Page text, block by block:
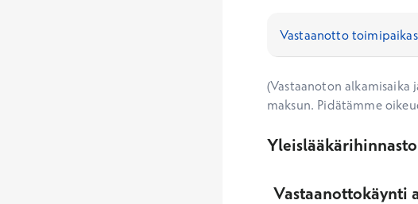
(Vastaanoton
maksun. Pidätämme
Yleislääkärihinnasto
Vastaanottokäynti